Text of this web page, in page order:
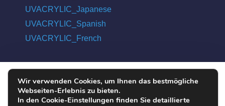
UVACRYLIC_Japanese
UVACRYLIC_Spanish
UVACRYLIC_French
COPYRIGHT © 2004 - 2026 UVPLASTIC MATERIAL TECHNOLOGY
CO., LTD. ALL RIGHTS RESERVED
Wir verwenden Cookies, um Ihnen das bestmögliche
Webseiten-Erlebnis zu bieten.
In den Cookie-Einstellungen finden Sie detaillierte